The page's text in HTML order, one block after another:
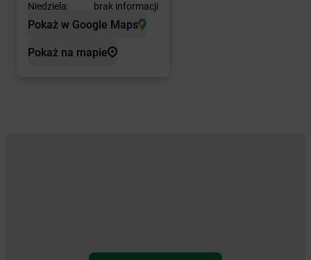
Niedziela:
brak informacji
Pokaż w Google Maps
Pokaż na mapie